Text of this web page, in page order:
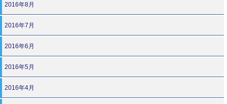
2016年8月
2016年7月
2016年6月
2016年5月
2016年4月